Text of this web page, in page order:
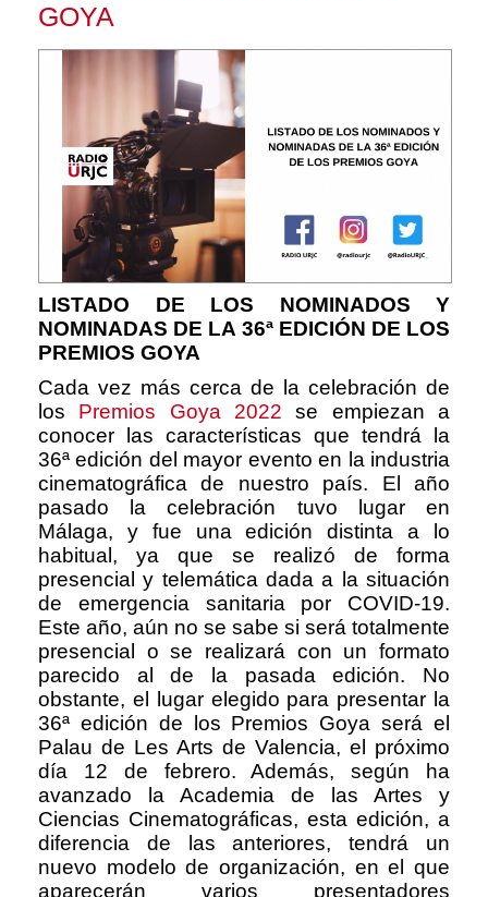
GOYA
LISTADO DE LOS NOMINADOS Y
NOMINADAS DE LA 36ª EDICIÓN DE LOS
PREMIOS GOYA
Cada vez más cerca de la celebración de
los Premios Goya 2022 se empiezan a
conocer las características que tendrá la
36ª edición del mayor evento en la industria
cinematográfica de nuestro país. El año
pasado la celebración tuvo lugar en
Málaga, y fue una edición distinta a lo
habitual, ya que se realizó de forma
presencial y telemática dada a la situación
de emergencia sanitaria por COVID-19.
Este año, aún no se sabe si será totalmente
presencial o se realizará con un formato
parecido al de la pasada edición. No
obstante, el lugar elegido para presentar la
36ª edición de los Premios Goya será el
Palau de Les Arts de Valencia, el próximo
día 12 de febrero. Además, según ha
avanzado la Academia de las Artes y
Ciencias Cinematográficas, esta edición, a
diferencia de las anteriores, tendrá un
nuevo modelo de organización, en el que
aparecerán varios presentadores